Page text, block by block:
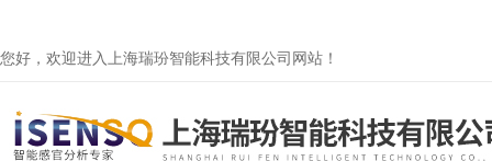
您好，欢迎进入上海瑞玢智能科技有限公司网站！